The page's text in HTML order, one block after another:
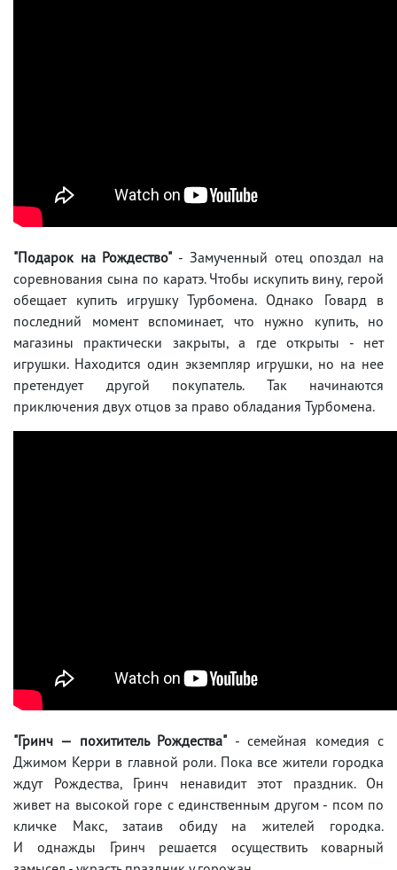
"Подарок на Рождество"- Замученный отец опоздал на
соревнования сына по каратэ. Чтобы искупить вину, герой
обещает купить игрушку Турбомена. Однако Говард в
последний момент вспоминает, что нужно купить, но
магазины практически закрыты, а где открыты - нет
игрушки. Находится один экземпляр игрушки, но на нее
претендует другой покупатель. Так начинаются
приключения двух отцов за право обладания Турбомена.
"Гринч — похититель Рождества"- семейная комедия с
Джимом Керри в главной роли. Пока все жители городка
ждут Рождества, Гринч ненавидит этот праздник. Он
живет на высокой горе с единственным другом - псом по
кличке Макс, затаив обиду на жителей городка.
И однажды Гринч решается осуществить коварный